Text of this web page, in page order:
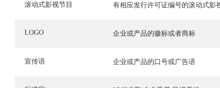
滚动式影视节目 有相应发行许可证编号的滚动式影
LOGO 企业或产品的徽标或者商标
宣传语 企业或产品的口号或广告语